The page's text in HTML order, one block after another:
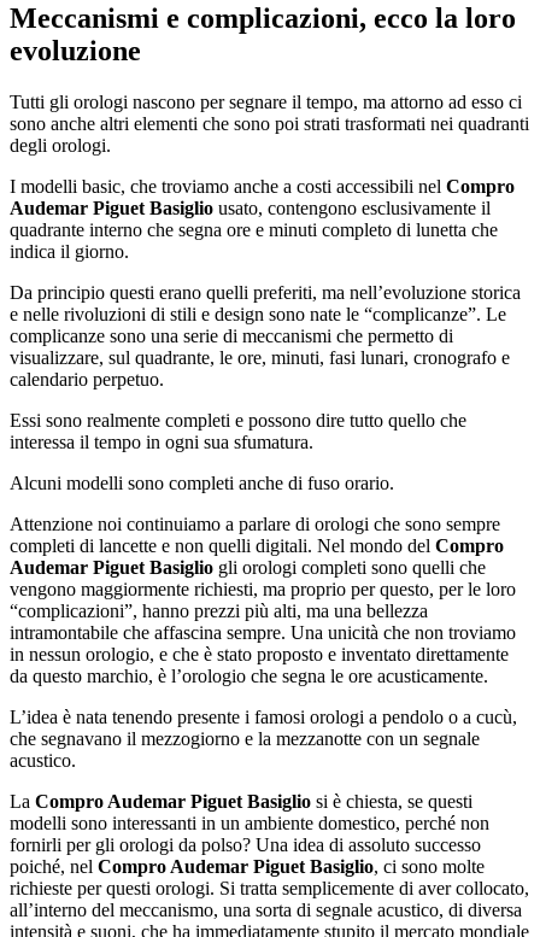
Meccanismi e complicazioni, ecco la loro
evoluzione
Tutti gli orologi nascono per segnare il tempo, ma attorno ad esso ci
sono anche altri elementi che sono poi strati trasformati nei quadranti
degli orologi.
I modelli basic, che troviamo anche a costi accessibili nel Compro
Audemar Piguet Basiglio usato, contengono esclusivamente il
quadrante interno che segna ore e minuti completo di lunetta che
indica il giorno.
Da principio questi erano quelli preferiti, ma nell’evoluzione storica
e nelle rivoluzioni di stili e design sono nate le “complicanze”. Le
complicanze sono una serie di meccanismi che permetto di
visualizzare, sul quadrante, le ore, minuti, fasi lunari, cronografo e
calendario perpetuo.
Essi sono realmente completi e possono dire tutto quello che
interessa il tempo in ogni sua sfumatura.
Alcuni modelli sono completi anche di fuso orario.
Attenzione noi continuiamo a parlare di orologi che sono sempre
completi di lancette e non quelli digitali. Nel mondo del Compro
Audemar Piguet Basiglio gli orologi completi sono quelli che
vengono maggiormente richiesti, ma proprio per questo, per le loro
“complicazioni”, hanno prezzi più alti, ma una bellezza
intramontabile che affascina sempre. Una unicità che non troviamo
in nessun orologio, e che è stato proposto e inventato direttamente
da questo marchio, è l’orologio che segna le ore acusticamente.
L’idea è nata tenendo presente i famosi orologi a pendolo o a cucù,
che segnavano il mezzogiorno e la mezzanotte con un segnale
acustico.
La Compro Audemar Piguet Basiglio si è chiesta, se questi
modelli sono interessanti in un ambiente domestico, perché non
fornirli per gli orologi da polso? Una idea di assoluto successo
poiché, nel Compro Audemar Piguet Basiglio, ci sono molte
richieste per questi orologi. Si tratta semplicemente di aver collocato,
all’interno del meccanismo, una sorta di segnale acustico, di diversa
intensità e suoni, che ha immediatamente stupito il mercato mondiale